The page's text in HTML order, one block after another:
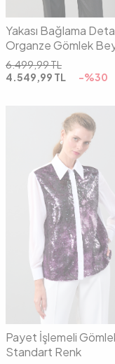
Yakası Bağlama
Organze Gömlek
6.499,99TL
4.549,99 TL -%30
38 40
Payet İşlemeli
Standart Renk